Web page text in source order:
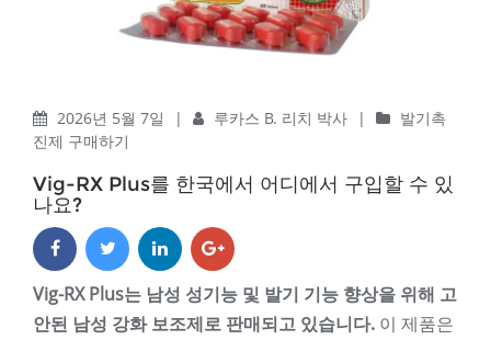
2026년 5월 7일 | 루카스 B. 리치 박사 |
발기촉
진제 구매하기
Vig-RX Plus를 한국에서 어디에서 구입할 수 있
나요?
Vig-RX Plus는 남성 성기능 및 발기 기능 향상을 위해 고
안된 남성 강화 보조제로 판매되고 있습니다. 이 제품은